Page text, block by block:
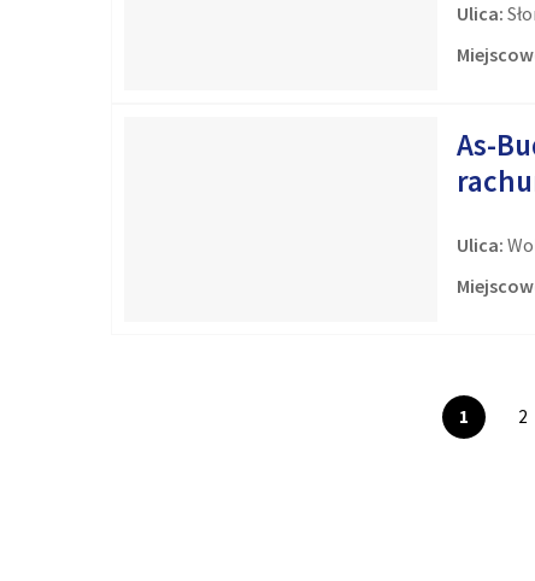
Ulica:
As-
Ulica:
1 2